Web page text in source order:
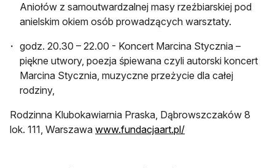
Aniołów z samoutwardzalnej masy rzeźbiarskiej pod
anielskim okiem osób prowadzących warsztaty.
godz. 20.30 – 22.00 - Koncert Marcina Stycznia –
piękne utwory, poezja śpiewana czyli autorski koncert
Marcina Stycznia, muzyczne przeżycie dla całej
rodziny,
Rodzinna Klubokawiarnia Praska, Dąbrowszczaków 8
lok. 111, Warszawa www.fundacjaart.pl/